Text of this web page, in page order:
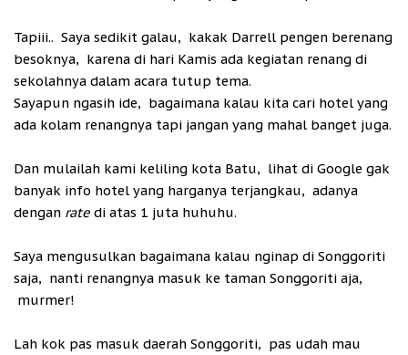
Tapiii.. Saya sedikit galau, kakak Darrell pengen berenang
besoknya, karena di hari Kamis ada kegiatan renang di
sekolahnya dalam acara tutup tema.
Sayapun ngasih ide, bagaimana kalau kita cari hotel yang
ada kolam renangnya tapi jangan yang mahal banget juga.
Dan mulailah kami keliling kota Batu, lihat di Google gak
banyak info hotel yang harganya terjangkau, adanya
dengan rate di atas 1 juta huhuhu.
Saya mengusulkan bagaimana kalau nginap di Songgoriti
saja, nanti renangnya masuk ke taman Songgoriti aja,
murmer!
Lah kok pas masuk daerah Songgoriti, pas udah mau